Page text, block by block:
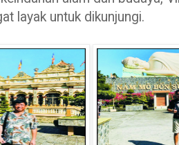
layak untuk dikunjungi.